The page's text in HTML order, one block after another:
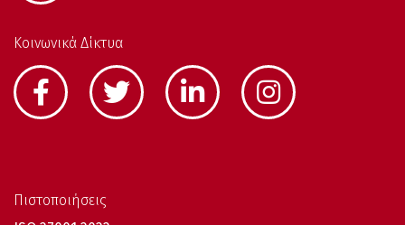
Κοινωνικά Δίκτυα
Πιστοποιήσεις